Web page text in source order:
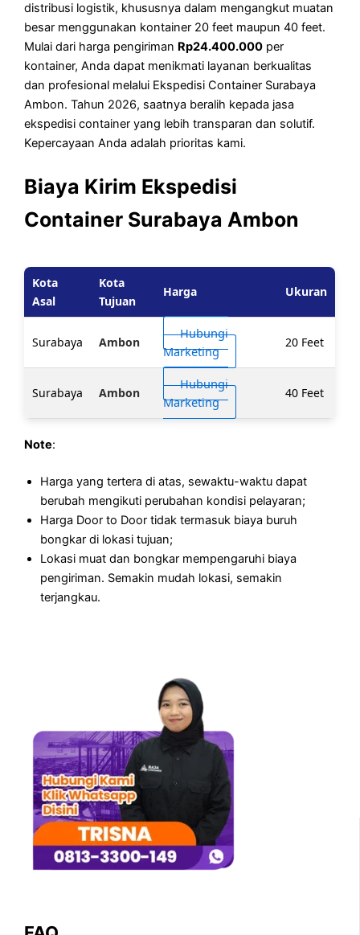
distribusi logistik, khususnya dalam mengangkut muatan
besar menggunakan kontainer 20 feet maupun 40 feet.
Mulai dari harga pengiriman Rp24.400.000 per
kontainer, Anda dapat menikmati layanan berkualitas
dan profesional melalui Ekspedisi Container Surabaya
Ambon. Tahun 2026, saatnya beralih kepada jasa
ekspedisi container yang lebih transparan dan solutif.
Kepercayaan Anda adalah prioritas kami.
Biaya Kirim Ekspedisi
Container Surabaya Ambon
Kota
Asal
Kota
Tujuan
Harga Ukuran
Surabaya Ambon
Hubungi
Marketing
20 Feet
Surabaya Ambon
Hubungi
Marketing
40 Feet
Note:
Harga yang tertera di atas, sewaktu-waktu dapat
berubah mengikuti perubahan kondisi pelayaran;
Harga Door to Door tidak termasuk biaya buruh
bongkar di lokasi tujuan;
Lokasi muat dan bongkar mempengaruhi biaya
pengiriman. Semakin mudah lokasi, semakin
terjangkau.